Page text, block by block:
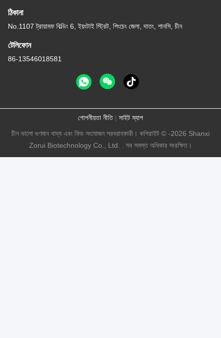
ঠিকানা
No.1107 ট্রায়ামফ বিল্ডিং 6, ইয়ংটাই স্ট্রিট, পিংচেং জেলা, দাতং, শানসি, চীন
টেলিফোন
86-13546018581
গোপনীয়তা নীতি| সাইট ম্যাপ
চীন ভালো গুণমান খাদ্য এবং ফিড সংযোজন সরবরাহকারী। কপিরাইট © -2026 Shanxi
Zorui Biotechnology Co., Ltd. . সব সমস্ত অধিকার সংরক্ষিত।